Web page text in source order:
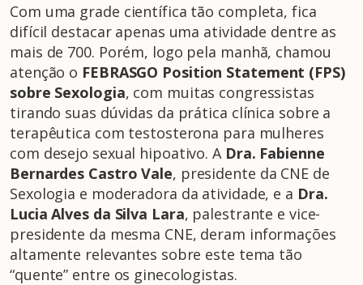
Com uma grade científica tão completa, fica
difícil destacar apenas uma atividade dentre as
mais de 700. Porém, logo pela manhã, chamou
atenção o FEBRASGO Position Statement (FPS)
sobre Sexologia, com muitas congressistas
tirando suas dúvidas da prática clínica sobre a
terapêutica com testosterona para mulheres
com desejo sexual hipoativo. A Dra. Fabienne
Bernardes Castro Vale, presidente da CNE de
Sexologia e moderadora da atividade, e a Dra.
Lucia Alves da Silva Lara, palestrante e vice-
presidente da mesma CNE, deram informações
altamente relevantes sobre este tema tão
“quente” entre os ginecologistas.